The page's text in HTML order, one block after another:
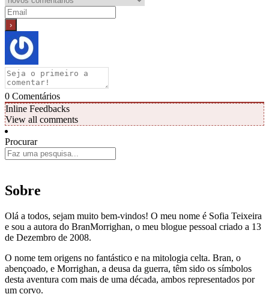
0 Comentários
Inline Feedbacks
View all comments
Procurar
Sobre
Olá a todos, sejam muito bem-vindos! O meu nome é Sofia Teixeira
e sou a autora do BranMorrighan, o meu blogue pessoal criado a 13
de Dezembro de 2008.
O nome tem origens no fantástico e na mitologia celta. Bran, o
abençoado, e Morrighan, a deusa da guerra, têm sido os símbolos
desta aventura com mais de uma década, ambos representados por
um corvo.